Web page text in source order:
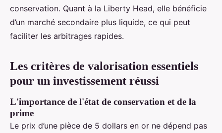
conservation. Quant à la Liberty Head, elle bénéficie
d’un marché secondaire plus liquide, ce qui peut
faciliter les arbitrages rapides.
Les critères de valorisation essentiels
pour un investissement réussi
L'importance de l'état de conservation et de la
prime
Le prix d’une pièce de 5 dollars en or ne dépend pas